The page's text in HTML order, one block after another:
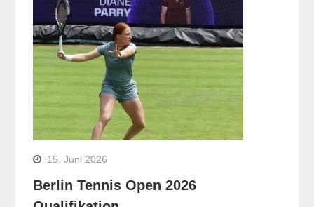
15. Juni 2026
Berlin Tennis Open 2026